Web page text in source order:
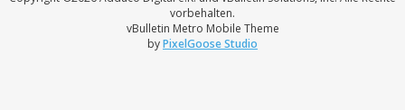
vorbehalten.
vBulletin Metro Mobile Theme
byPixelGoose Studio